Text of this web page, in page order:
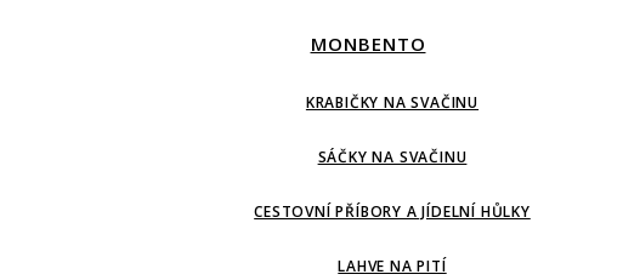
MONBENTO
KRABIČKY NA SVAČINU
SÁČKY NA SVAČINU
CESTOVNÍ PŘÍBORY A JÍDELNÍ HŮLKY
LAHVE NA PITÍ